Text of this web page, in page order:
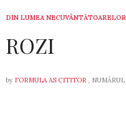
DIN LUMEA NECUVÂNTĂTOARELOR
ROZI
by FORMULA AS CITITOR , NUMĂRUL